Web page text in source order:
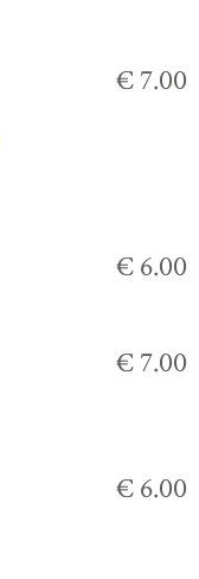
€ 7.00
€ 6.00
€ 7.00
€ 6.00